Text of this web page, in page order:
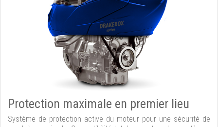
Protection maximale en premier lieu
Système de protection active du moteur pour une sécurité de